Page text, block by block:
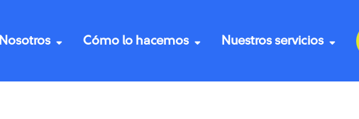
Nosotros Cómo lo hacemos Nuestros servicios